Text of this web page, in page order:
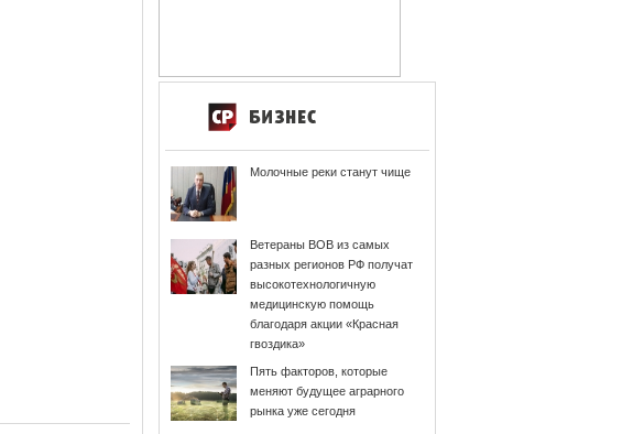
Молочные реки станут чище
Ветераны ВОВ из самых
разных регионов РФ получат
высокотехнологичную
медицинскую помощь
благодаря акции «Красная
гвоздика»
Пять факторов, которые
меняют будущее аграрного
рынка уже сегодня